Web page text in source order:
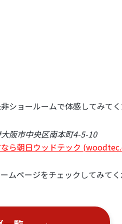
ショールームで体感してみて
阪市中央区南本町4-5-10
ら朝日ウッドテック
ムページをチェックしてみて